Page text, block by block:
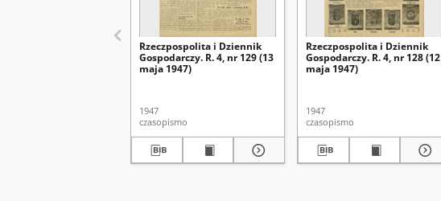
Rzeczpospolita i Dziennik
Gospodarczy. R. 4, nr 129 (13
maja 1947)
1947
czasopismo
Rzeczpospolita i Dziennik
Gospodarczy. R. 4, nr 128 (12
maja 1947)
1947
czasopismo